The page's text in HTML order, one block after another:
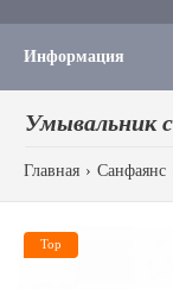
Информация
Умывальник
Главная Санфаянс
Top